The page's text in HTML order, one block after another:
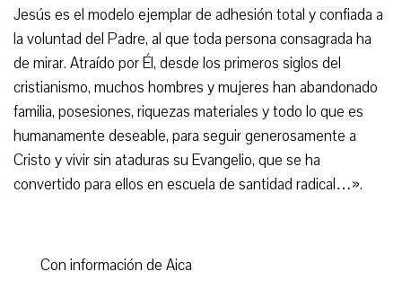
Jesús es el modelo ejemplar de adhesión total y confiada a
la voluntad del Padre, al que toda persona consagrada ha
de mirar. Atraído por Él, desde los primeros siglos del
cristianismo, muchos hombres y mujeres han abandonado
familia, posesiones, riquezas materiales y todo lo que es
humanamente deseable, para seguir generosamente a
Cristo y vivir sin ataduras su Evangelio, que se ha
convertido para ellos en escuela de santidad radical…».
Con información de Aica